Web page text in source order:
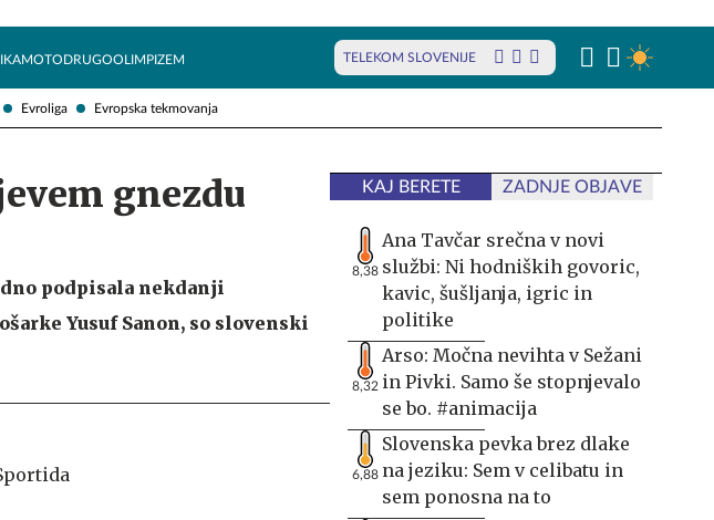
Evroliga Evropska tekmovanja
MOTODRUGOOLIMPIZEM TELEKOM SLOVENIJE
gnezdu
podpisala nekdanji
Yusuf Sanon, so slovenski
KAJ BERETE ZADNJE OBJAVE
8,38
Ana Tavčar srečna v novi
službi: Ni hodniških govoric,
kavic, šušljanja, igric in
politike
8,32
Arso: Močna nevihta v Sežani
in Pivki. Samo še stopnjevalo
se bo. #animacija
6,88
Slovenska pevka brez dlake
na jeziku: Sem v celibatu in
sem ponosna na to